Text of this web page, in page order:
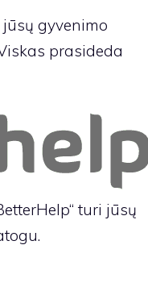
gyvenimo
prasideda
turi jūsų